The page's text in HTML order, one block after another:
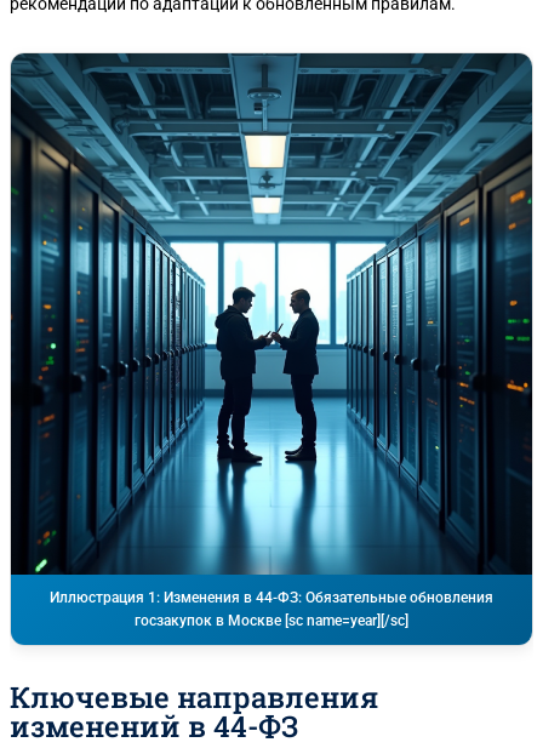
Иллюстрация 1: Изменения в 44-ФЗ: Обязательные обновления
госзакупок в Москве [sc name=year][/sc]
Ключевые направления
изменений в 44-ФЗ